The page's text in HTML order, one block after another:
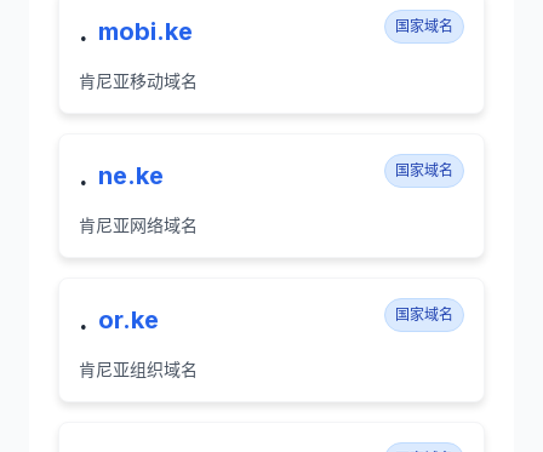
. mobi.ke 国家域名
肯尼亚移动域名
. ne.ke 国家域名
肯尼亚网络域名
. or.ke 国家域名
肯尼亚组织域名